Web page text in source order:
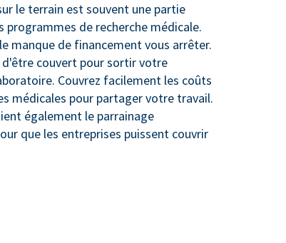
le terrain est souvent une partie
programmes de recherche médicale.
manque de financement vous arrêter.
d'être couvert pour sortir votre
Couvrez facilement les coûts
médicales pour partager votre travail.
également le parrainage
que les entreprises puissent couvrir